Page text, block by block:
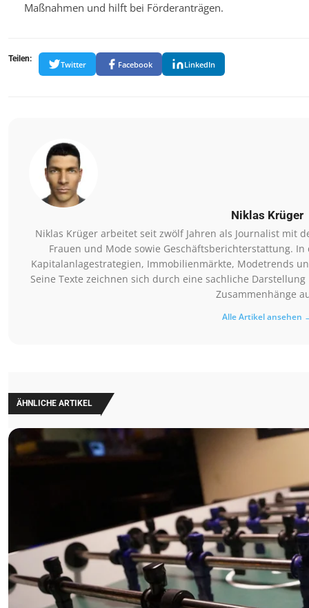
Maßnahmen und hilft bei Förderanträgen.
Teilen:
Twitter Facebook LinkedIn
Niklas Krüger
Niklas Krüger arbeitet seit zwölf Jahren als Journalist mit
Frauen und Mode sowie Geschäftsberichterstattung.
Kapitalanlagestrategien, Immobilienmärkte, Modetrends
Seine Texte zeichnen sich durch eine sachliche
Zusammenhänge
Alle Artikel ansehen
ÄHNLICHE ARTIKEL